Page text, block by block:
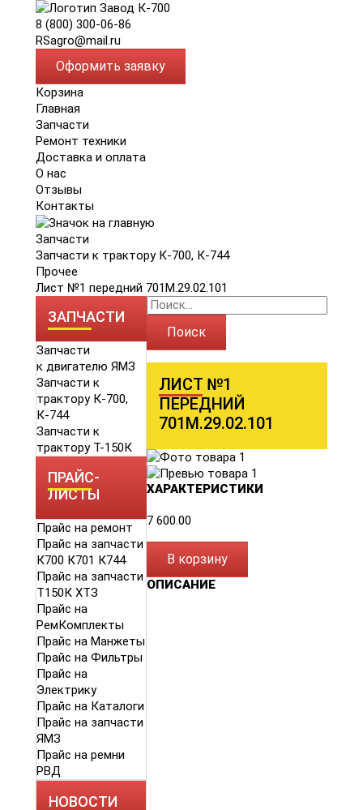
8 (800) 300-06-86
RSagro@mail.ru
Оформить заявку
Корзина
Главная
Запчасти
Ремонт техники
Доставка и оплата
О нас
Отзывы
Контакты
Запчасти
Запчасти к трактору К-700, К-744
Прочее
Лист №1 передний 701М.29.02.101
ЗАПЧАСТИ
Запчасти
к двигателю ЯМЗ
Запчасти к
трактору К-700,
К-744
Запчасти к
трактору Т-150К
ПРАЙС-
ЛИСТЫ
Прайс на ремонт
Прайс на запчасти
К700 К701 К744
Прайс на запчасти
Т150К ХТЗ
Прайс на
РемКомплекты
Прайс на Манжеты
Прайс на Фильтры
Прайс на
Электрику
Прайс на Каталоги
Прайс на запчасти
ЯМЗ
Прайс на ремни
РВД
НОВОСТИ
Поиск
ЛИСТ №1
ПЕРЕДНИЙ
701М.29.02.101
ХАРАКТЕРИСТИКИ
7 600.00
В корзину
ОПИСАНИЕ